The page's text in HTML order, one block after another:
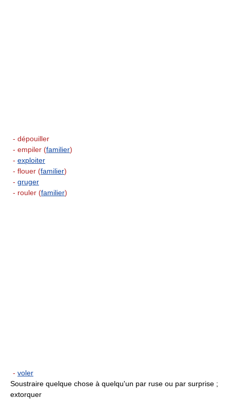
- dépouiller
- empiler (familier)
- exploiter
- flouer (familier)
- gruger
- rouler (familier)
- voler
Soustraire quelque chose à quelqu'un par ruse ou par surprise ;
extorquer